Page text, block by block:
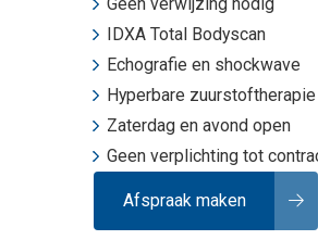
IDXA Total Bodyscan
Echografie en shockwave
Hyperbare zuurstoftherapie
Zaterdag en avond open
Geen verplichting tot
Afspraak maken